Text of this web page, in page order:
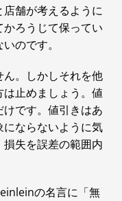
舗が考えるように
ろうじて保ってい
のです。
。しかしそれを他
止めましょう。値
です。値引きはあ
にならないように気
失を誤差の範囲内
の名言に「無